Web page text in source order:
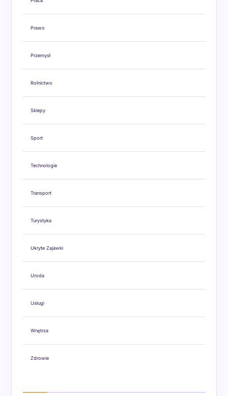
Prawo
Przemysł
Rolnictwo
Sklepy
Sport
Technologie
Transport
Turystyka
Ukryte Zajawki
Uroda
Usługi
Wnętrza
Zdrowie